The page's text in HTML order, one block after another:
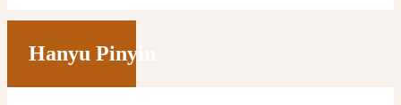
Hanyu Pinyin